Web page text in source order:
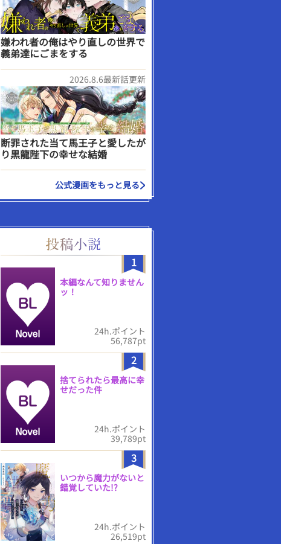
嫌われ者の俺はやり直しの世界で
義弟達にごまをする
2026.8.6最新話更新
断罪された当て馬王子と愛したが
り黒龍陛下の幸せな結婚
公式漫画をもっと見る
1
本編なんて知りません
ッ！
24h.ポイント
56,787pt
2
捨てられたら最高に幸
せだった件
24h.ポイント
39,789pt
3
いつから魔力がないと
錯覚していた!?
24h.ポイント
26,519pt